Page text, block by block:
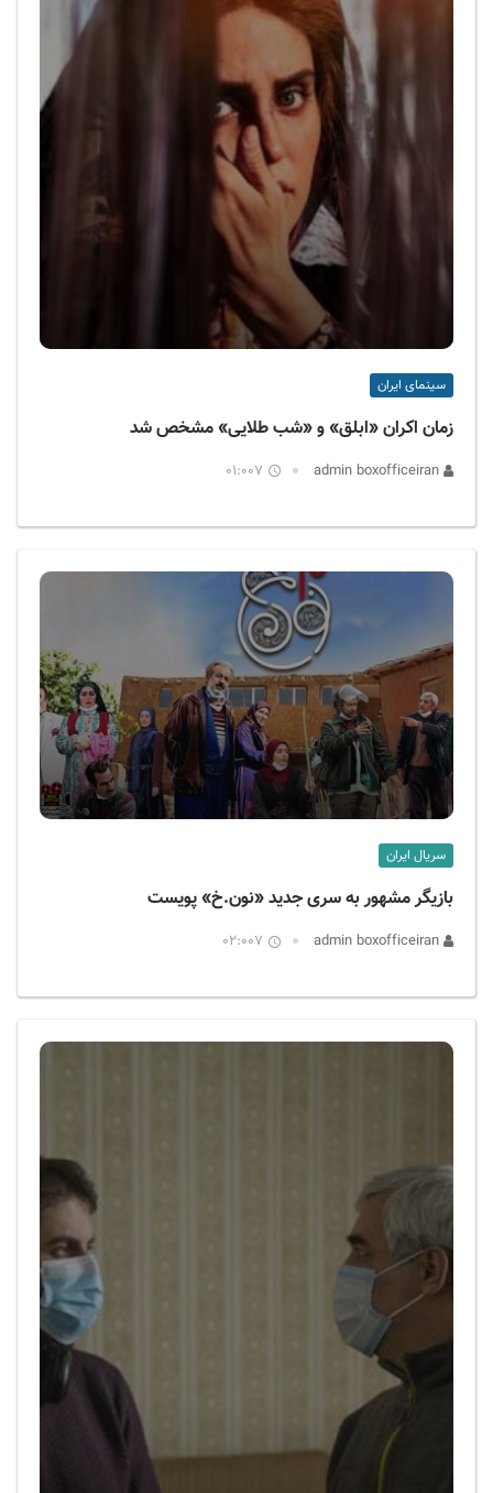
سینمای ایران
زمان اکران «ابلق» و «شب طلایی» مشخص شد
01:007
سریال ایران
بازیگر مشهور به سری جدید «نون‌.خ» پویست
02:007